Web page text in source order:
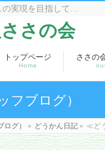
の実現を目指して…
さの会
トップページ
Home
ささの
フブログ）
グ） » どうかん日記 » ≪ど